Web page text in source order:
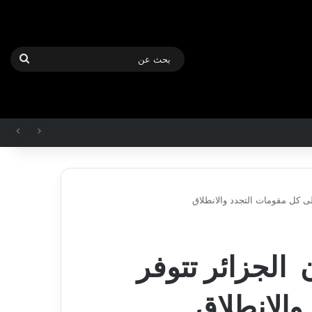
بحث
كل مقومات التجدد والانطلاق
تتوفر
تخصص
فرق
لترميم